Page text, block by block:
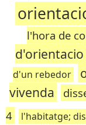
l'hora de
d'un rebedor
vivenda
4
l'habitatge;